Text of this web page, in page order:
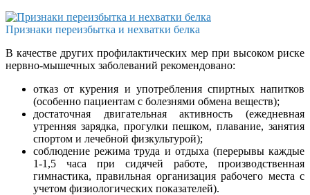
Признаки переизбытка и нехватки белка
В качестве других профилактических мер при высоком риске
нервно-мышечных заболеваний рекомендовано:
отказ от курения и употребления спиртных напитков
(особенно пациентам с болезнями обмена веществ);
достаточная двигательная активность (ежедневная
утренняя зарядка, прогулки пешком, плавание, занятия
спортом и лечебной физкультурой);
соблюдение режима труда и отдыха (перерывы каждые
1-1,5 часа при сидячей работе, производственная
гимнастика, правильная организация рабочего места с
учетом физиологических показателей).